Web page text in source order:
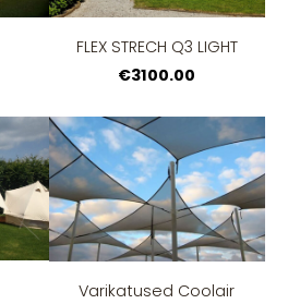
FLEX STRECH Q3 LIGHT
€3100.00
Varikatused Coolair